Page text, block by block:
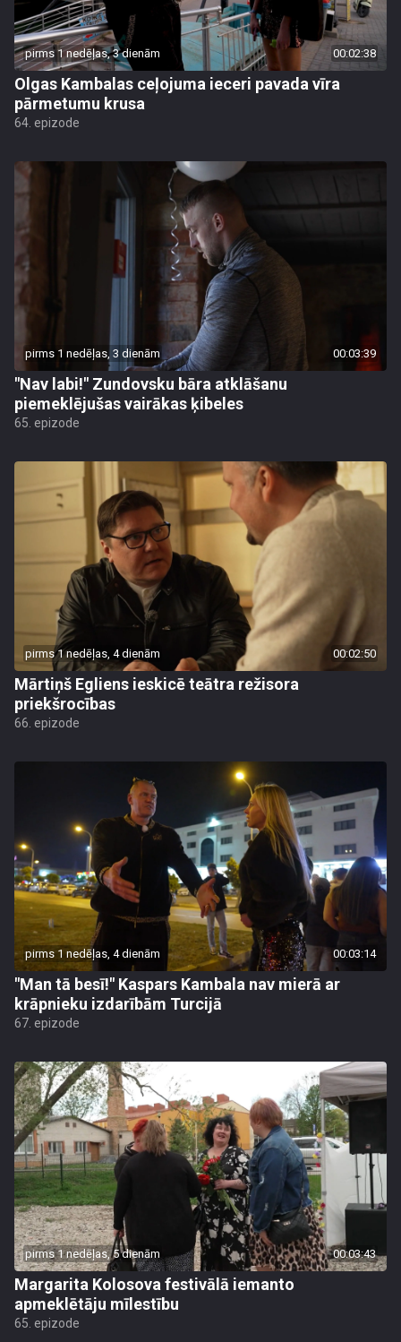
pirms 1 nedēļas, 3 dienām 00:02:38
Olgas Kambalas ceļojuma ieceri pavada vīra
pārmetumu krusa
64. epizode
pirms 1 nedēļas, 3 dienām 00:03:39
"Nav labi!" Zundovsku bāra atklāšanu
piemeklējušas vairākas ķibeles
65. epizode
pirms 1 nedēļas, 4 dienām 00:02:50
Mārtiņš Egliens ieskicē teātra režisora
priekšrocības
66. epizode
pirms 1 nedēļas, 4 dienām 00:03:14
"Man tā besī!" Kaspars Kambala nav mierā ar
krāpnieku izdarībām Turcijā
67. epizode
pirms 1 nedēļas, 5 dienām 00:03:43
Margarita Kolosova festivālā iemanto
apmeklētāju mīlestību
65. epizode